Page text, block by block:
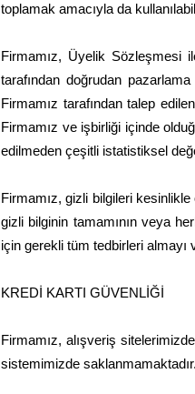
toplamak amacıyla da
Firmamız, Üyelik Sözleşmesi
tarafından doğrudan
Firmamız tarafından talep
Firmamız ve işbirliği içinde
edilmeden çeşitli istatistiksel
Firmamız, gizli bilgileri
gizli bilginin tamamının veya
için gerekli tüm tedbirleri
KREDİ KARTI GÜVENLİĞİ
Firmamız, alışveriş
sistemimizde saklanmamaktadır.